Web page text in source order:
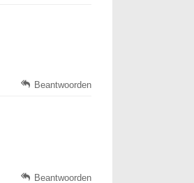
Beantwoorden
Beantwoorden